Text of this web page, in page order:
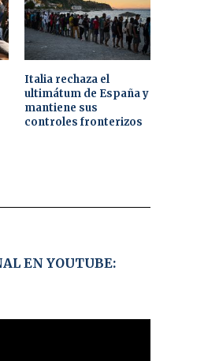
Italia rechaza el
ultimátum de España y
mantiene sus
controles fronterizos
EN YOUTUBE: